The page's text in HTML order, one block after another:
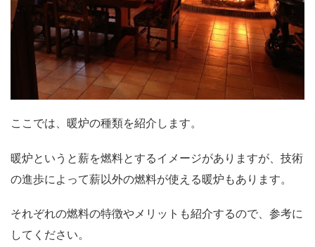
ここでは、暖炉の種類を紹介します。
暖炉というと薪を燃料とするイメージがありますが、技術
の進歩によって薪以外の燃料が使える暖炉もあります。
それぞれの燃料の特徴やメリットも紹介するので、参考に
してください。